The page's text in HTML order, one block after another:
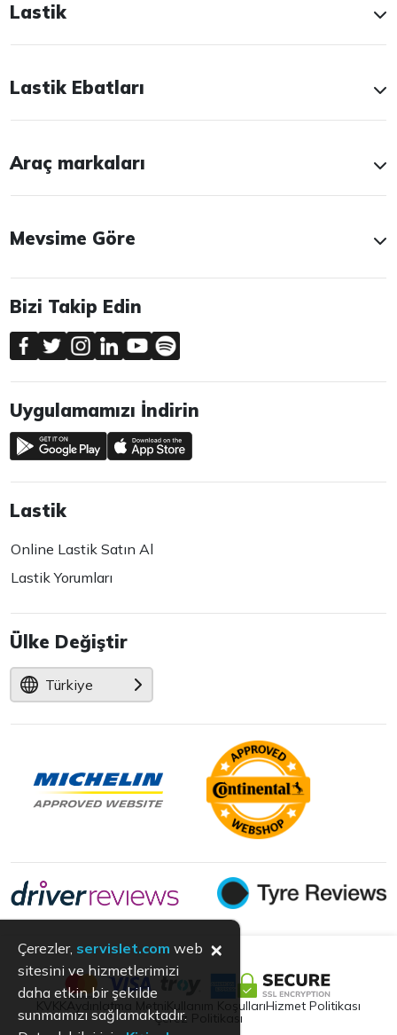
Lastik
Lastik Ebatları
Araç markaları
Mevsime Göre
Bizi Takip Edin
Uygulamamızı İndirin
Lastik
Online Lastik Satın Al
Lastik Yorumları
Ülke Değiştir
Türkiye
Aydınlatma Metni Kullanım KoşullarıHizmet Politikası
Çerez Politikası
Çerezler, servislet.com web
sitesini ve hizmetlerimizi
daha etkin bir şekilde
sunmamızı sağlamaktadır.
×